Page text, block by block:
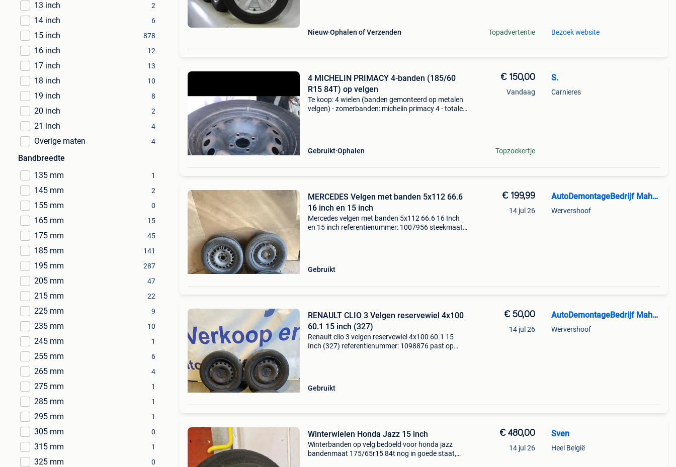
13 inch 2
14 inch 6
15 inch 878
16 inch 12
17 inch 13
18 inch 10
19 inch 8
20 inch 2
21 inch 4
Overige maten 4
Bandbreedte
135 mm
1
145 mm 2
155 mm 0
165 mm 15
175 mm 45
185 mm 141
195 mm 287
205 mm 47
215 mm 22
225 mm 9
235 mm 10
245 mm 1
255 mm 6
265 mm 4
275 mm 1
285 mm 1
295 mm 1
305 mm 0
315 mm 1
325 mm 0
Nieuw Ophalen of Verzenden Topadvertentie Bezoek website
4 MICHELIN PRIMACY 4-banden (185/60
R15 84T) op velgen
Te koop: 4 wielen (banden gemonteerd op metalen
velgen) - zomerbanden: michelin primacy 4 - totale
Gebruikt Ophalen
€ 150,00
Vandaag
Topzoekertje
S.
Carnieres
MERCEDES Velgen met banden 5x112 66.6
16 inch en 15 inch
Mercedes velgen met banden 5x112 66.6 16 Inch
en 15 inch referentienummer: 1007956 steekmaat:
Gebruikt
€ 199,99
14 jul 26
AutoDemontageBedrijf Mahzud
Wervershoof
RENAULT CLIO 3 Velgen reservewiel 4x100
60.1 15 inch (327)
Renault clio 3 velgen reservewiel 4x100 60.1 15
Inch (327) referentienummer: 1098876 past op
Gebruikt
€ 50,00
14 jul 26
AutoDemontageBedrijf Mahzud
Wervershoof
Winterwielen Honda Jazz 15 inch
Winterbanden op velg bedoeld voor honda jazz
bandenmaat 175/65r15 84t nog in goede staat,
€ 480,00
14 jul 26
Sven
Heel België